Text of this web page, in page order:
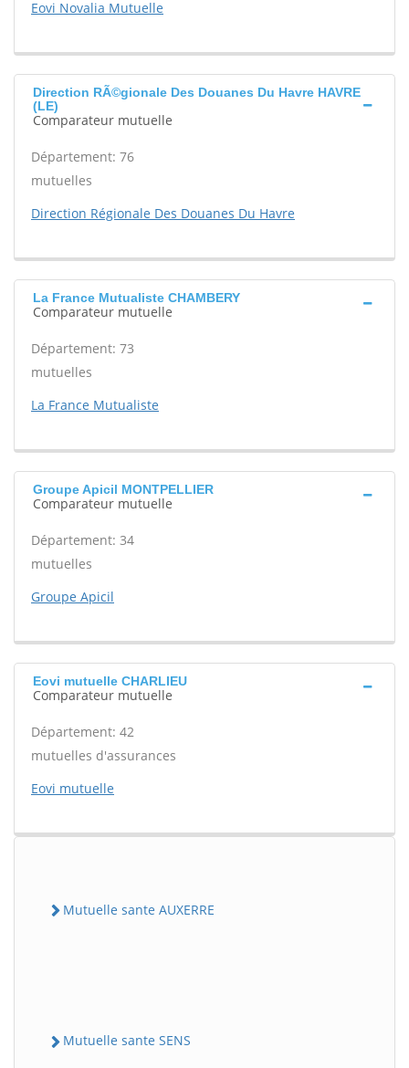
Eovi Novalia Mutuelle
Direction RÃ©gionale Des Douanes Du Havre HAVRE
(LE)
Comparateur mutuelle
Département: 76
mutuelles
Direction Régionale Des Douanes Du Havre
La France Mutualiste CHAMBERY
Comparateur mutuelle
Département: 73
mutuelles
La France Mutualiste
Groupe Apicil MONTPELLIER
Comparateur mutuelle
Département: 34
mutuelles
Groupe Apicil
Eovi mutuelle CHARLIEU
Comparateur mutuelle
Département: 42
mutuelles d'assurances
Eovi mutuelle
Mutuelle sante AUXERRE
Mutuelle sante SENS